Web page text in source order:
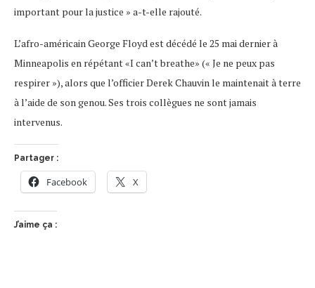
important pour la justice » a-t-elle rajouté.
L’afro-américain George Floyd est décédé le 25 mai dernier à
Minneapolis en répétant «I can’t breathe» (« Je ne peux pas
respirer »), alors que l’officier Derek Chauvin le maintenait à terre
à l’aide de son genou. Ses trois collègues ne sont jamais
intervenus.
Partager :
Facebook X
J’aime ça :